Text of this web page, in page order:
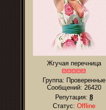
Жгучая перечница
Группа: Проверенные
Сообщений: 26420
Репутация: 8
Статус: Offline